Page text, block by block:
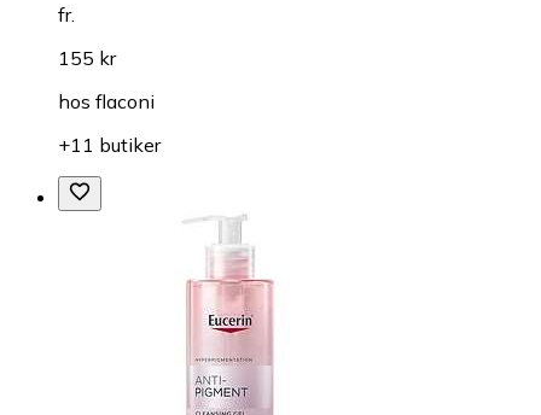
fr.
155 kr
hos flaconi
+11 butiker